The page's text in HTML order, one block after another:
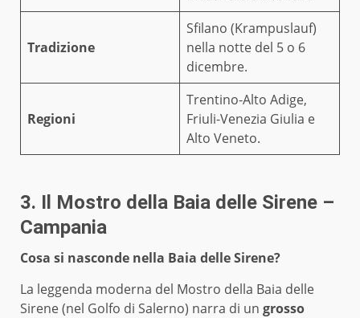
Tradizione
Sfilano (Krampuslauf)
nella notte del 5 o 6
dicembre.
Regioni
Trentino-Alto Adige,
Friuli-Venezia Giulia e
Alto Veneto.
3. Il Mostro della Baia delle Sirene –
Campania
Cosa si nasconde nella Baia delle Sirene?
La leggenda moderna del Mostro della Baia delle
Sirene (nel Golfo di Salerno) narra di un grosso